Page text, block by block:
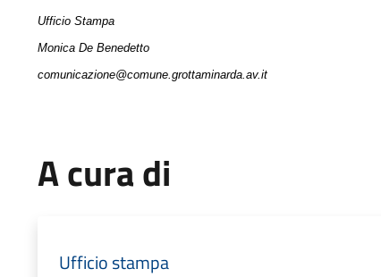
Ufficio Stampa
Monica De Benedetto
comunicazione@comune.grottaminarda.av.it
A cura di
Ufficio stampa